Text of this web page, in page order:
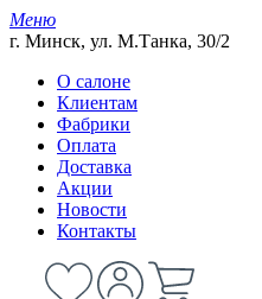
Меню
г. Минск, ул. М.Танка, 30/2
О салоне
Клиентам
Фабрики
Оплата
Доставка
Акции
Новости
Контакты